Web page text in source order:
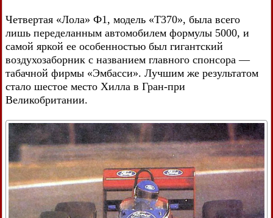
Четвертая «Лола» Ф1, модель «Т370», была всего
лишь переделанным автомобилем формулы 5000, и
самой яркой ее особенностью был гигантский
воздухозаборник с названием главного спонсора —
табачной фирмы «Эмбасси». Лучшим же результатом
стало шестое место Хилла в Гран-при
Великобритании.